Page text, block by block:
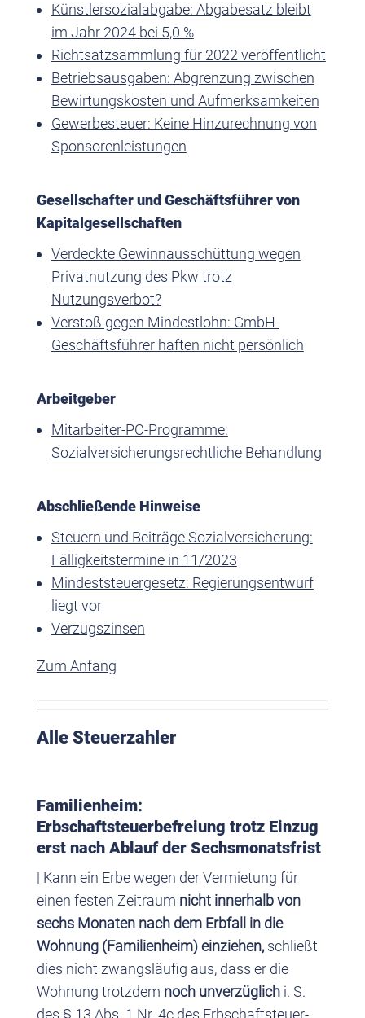
Künstlersozialabgabe: Abgabesatz bleibt
im Jahr 2024 bei 5,0 %
Richtsatzsammlung für 2022 veröffentlicht
Betriebsausgaben: Abgrenzung zwischen
Bewirtungskosten und Aufmerksamkeiten
Gewerbesteuer: Keine Hinzurechnung von
Sponsorenleistungen
Gesellschafter und Geschäftsführer von
Kapitalgesellschaften
Verdeckte Gewinnausschüttung wegen
Privatnutzung des Pkw trotz
Nutzungsverbot?
Verstoß gegen Mindestlohn: GmbH-
Geschäftsführer haften nicht persönlich
Arbeitgeber
Mitarbeiter-PC-Programme:
Sozialversicherungsrechtliche Behandlung
Abschließende Hinweise
Steuern und Beiträge Sozialversicherung:
Fälligkeitstermine in 11/2023
Mindeststeuergesetz: Regierungsentwurf
liegt vor
Verzugszinsen
Zum Anfang
Alle Steuerzahler
Familienheim:
Erbschaftsteuerbefreiung trotz Einzug
erst nach Ablauf der Sechsmonatsfrist
| Kann ein Erbe wegen der Vermietung für
einen festen Zeitraum nicht innerhalb von
sechs Monaten nach dem Erbfall in die
Wohnung (Familienheim) einziehen,schließt
dies nicht zwangsläufig aus, dass er die
Wohnung trotzdem noch unverzüglichi. S.
des § 13 Abs. 1 Nr. 4c des Erbschaftsteuer-